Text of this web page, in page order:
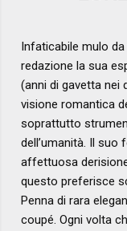
Infaticabile mulo
redazione la sua
(anni di gavetta nei
visione romantica
soprattutto
dell’umanità. Il
affettuosa
questo preferisce
Penna di rara
coupé. Ogni volta